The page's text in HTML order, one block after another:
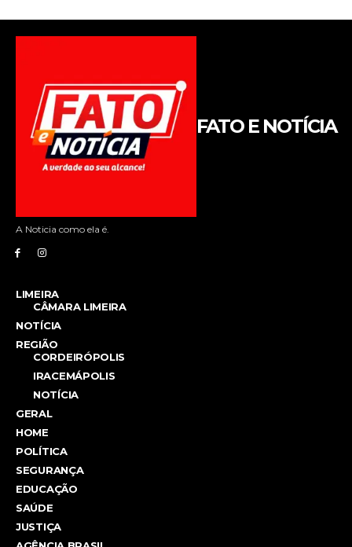
FATO E NOTÍCIA
A Noticia como ela é.
LIMEIRA
CÂMARA LIMEIRA
NOTÍCIA
REGIÃO
CORDEIRÓPOLIS
IRACEMÁPOLIS
NOTÍCIA
GERAL
HOME
POLÍTICA
SEGURANÇA
EDUCAÇÃO
SAÚDE
JUSTIÇA